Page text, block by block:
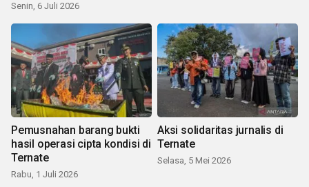
Senin, 6 Juli 2026
Pemusnahan barang bukti
hasil operasi cipta kondisi di
Ternate
Rabu, 1 Juli 2026
Aksi solidaritas jurnalis di
Ternate
Selasa, 5 Mei 2026